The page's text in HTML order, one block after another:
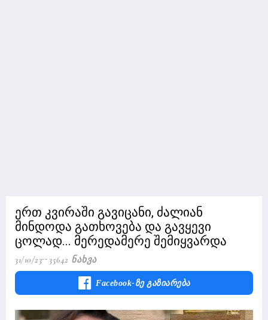
ერთ კვირაში გავიცანი, ძალიან
მინდოდა გათხოვება და გავყევი
ცოლად... მერედამერე შემიყვარდა
31/10/23 35642 Ნახვა
Facebook-Ზე Გაზიარება